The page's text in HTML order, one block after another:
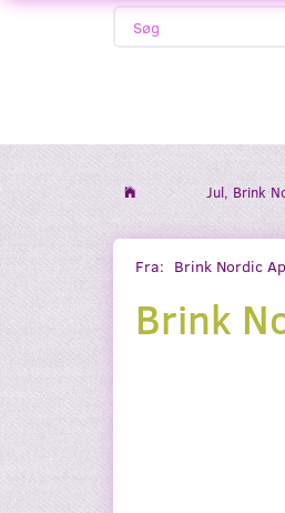
Jul, Brink
Fra: Brink Nordic
Brink